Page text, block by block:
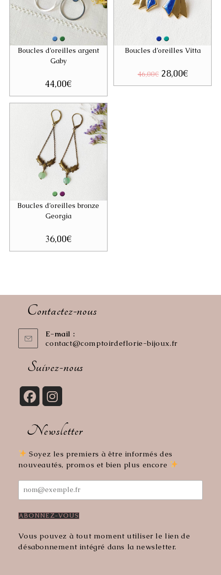
Boucles d’oreilles argent
Gaby
44,00€
Boucles d’oreilles Vitta
46,00€ Le
prix
initial
28,00€Le
prix
actuel
Boucles d’oreilles bronze
Georgia
36,00€
Contactez-nous
E-mail :
contact@comptoirdeflorie-bijoux.frS’ouvre
Suivez-nous
un
onglet
un
onglet
Newsletter
Soyez les premiers à être informés des
nouveautés, promos et bien plus encore
Vous pouvez à tout moment utiliser le lien de
désabonnement intégré dans la newsletter.